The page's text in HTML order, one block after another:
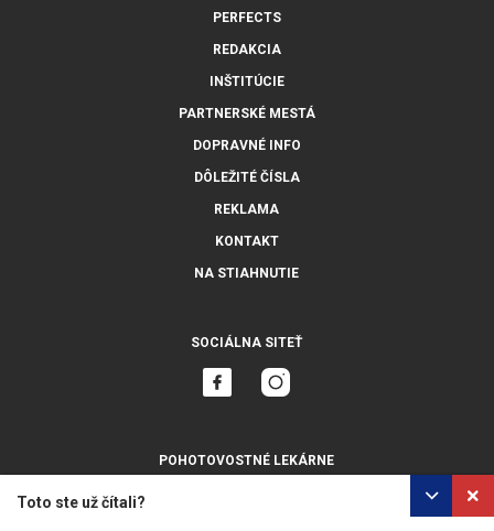
Toto ste už čítali?
PERFECTS
REDAKCIA
INŠTITÚCIE
PARTNERSKÉ MESTÁ
DOPRAVNÉ INFO
DÔLEŽITÉ ČÍSLA
REKLAMA
KONTAKT
NA STIAHNUTIE
SOCIÁLNA SITEŤ
POHOTOVOSTNÉ LEKÁRNE